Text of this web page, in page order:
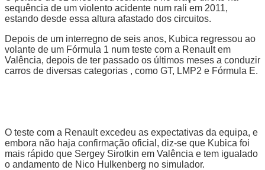
sequência de um violento acidente num rali em 2011,
estando desde essa altura afastado dos circuitos.
Depois de um interregno de seis anos, Kubica regressou ao
volante de um Fórmula 1 num teste com a Renault em
Valência, depois de ter passado os últimos meses a conduzir
carros de diversas categorias , como GT, LMP2 e Fórmula E.
O teste com a Renault excedeu as expectativas da equipa, e
embora não haja confirmação oficial, diz-se que Kubica foi
mais rápido que Sergey Sirotkin em Valência e tem igualado
o andamento de Nico Hulkenberg no simulador.